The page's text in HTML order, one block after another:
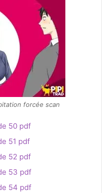
forcée scan
50 pdf
51 pdf
52 pdf
53 pdf
54 pdf